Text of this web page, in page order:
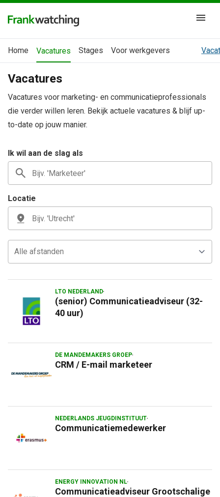
Home Vacatures Stages Voor werkgevers
Vacatures
Vacatures voor marketing- en communicatieprofessionals
die verder willen leren. Bekijk actuele vacatures & blijf up-
to-date op jouw manier.
Ik wil aan de slag als
Locatie
LTO NEDERLAND
(senior) Communicatieadviseur (32-
40 uur)
DE MANDEMAKERS GROEP
CRM / E-mail marketeer
NEDERLANDS JEUGDINSTITUUT
Communicatiemedewerker
ENERGY INNOVATION NL
Communicatieadviseur Grootschalige